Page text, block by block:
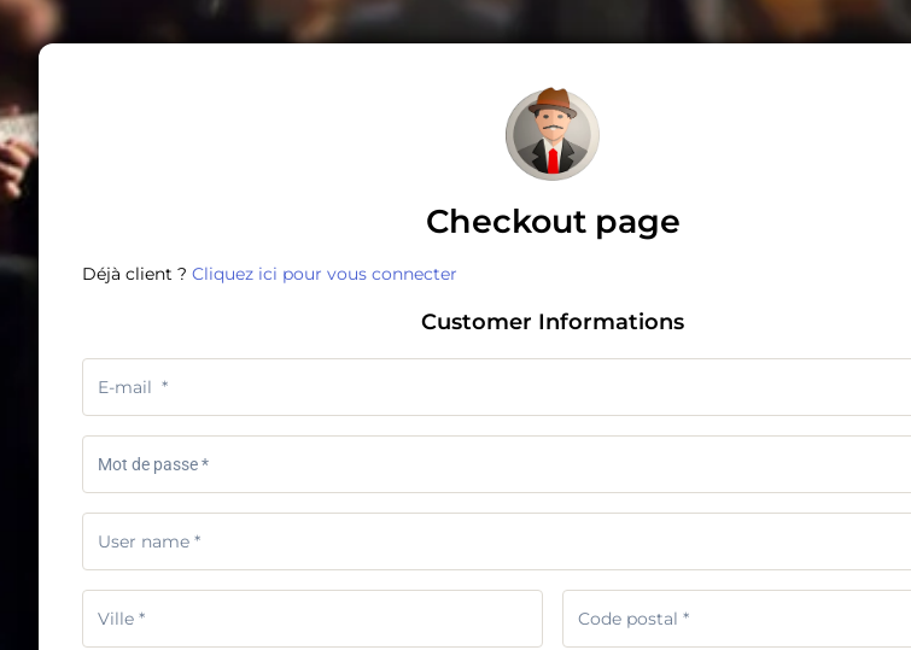
Checkout page
Déjà client ? Cliquez ici pour vous connecter
Customer Informations